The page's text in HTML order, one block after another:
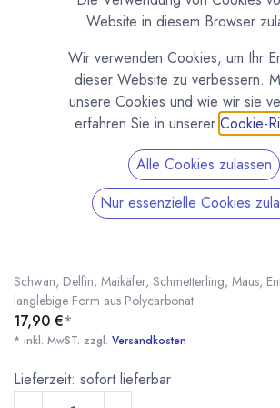
Schokoladenform verschiedene Tiere
(0 Rezension)
Schwan, Delfin, Maikäfer, Schmetterling, Maus,
langlebige Form aus Polycarbonat.
17,90 €*
* inkl. MwST. zzgl. Versandkosten
Lieferzeit: sofort lieferbar
Website in diesem Browser
Wir verwenden Cookies, um Ihr
dieser Website zu verbessern.
unsere Cookies und wie wir sie
erfahren Sie in unserer Cookie-
Alle Cookies zulassen
Nur essenzielle Cookies